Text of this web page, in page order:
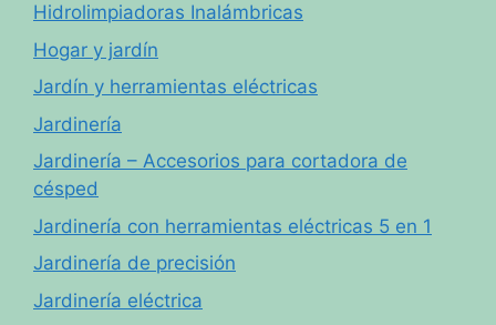
Hidrolimpiadoras Inalámbricas
Hogar y jardín
Jardín y herramientas eléctricas
Jardinería
Jardinería – Accesorios para cortadora de
césped
Jardinería con herramientas eléctricas 5 en 1
Jardinería de precisión
Jardinería eléctrica